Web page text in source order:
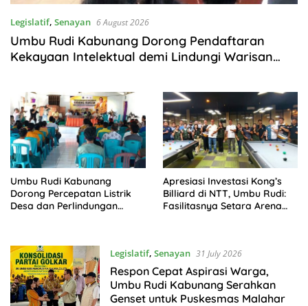
Legislatif, Senayan 6 August 2026
Umbu Rudi Kabunang Dorong Pendaftaran
Kekayaan Intelektual demi Lindungi Warisan
Umbu Rudi Kabunang
Dorong Percepatan Listrik
Desa dan Perlindungan
Apresiasi Investasi Kong’s
Billiard di NTT, Umbu Rudi:
Fasilitasnya Setara Arena
Legislatif, Senayan 31 July 2026
Respon Cepat Aspirasi Warga,
Umbu Rudi Kabunang Serahkan
Genset untuk Puskesmas Malahar